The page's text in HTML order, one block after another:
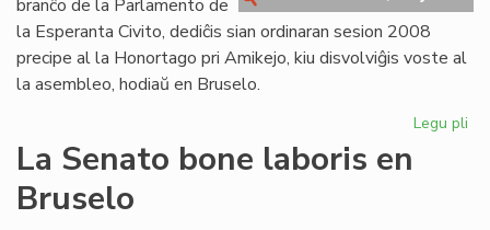
branĉo de la Parlamento de
la Esperanta Civito, dediĉis sian ordinaran sesion 2008
precipe al la Honortago pri Amikejo, kiu disvolviĝis voste al
la asembleo, hodiaŭ en Bruselo.
Legu pli
La Senato bone laboris en
Bruselo